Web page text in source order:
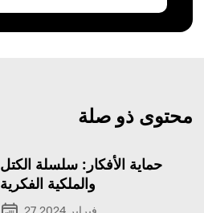
محتوى ذو صلة
حماية الأفكار: سلسلة الكتل
والملكية الفكرية